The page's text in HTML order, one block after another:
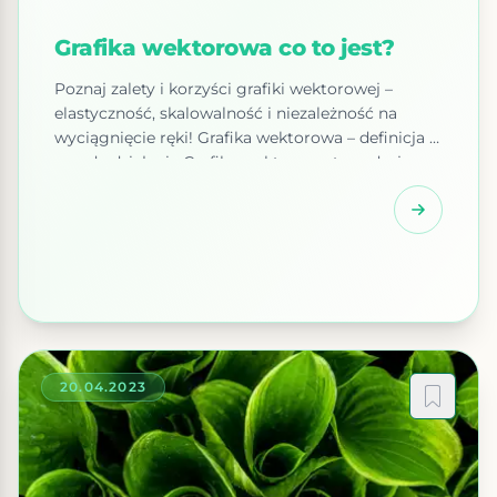
Grafika wektorowa co to jest?
Poznaj zalety i korzyści grafiki wektorowej –
elastyczność, skalowalność i niezależność na
wyciągnięcie ręki! Grafika wektorowa – definicja i
zasada działania Grafika wektorowa to rodzaj
tworzone za pomocą matematycznych obiektów
geometrycznych, takich jak linie, krzywe i kształty.
20.04.2023